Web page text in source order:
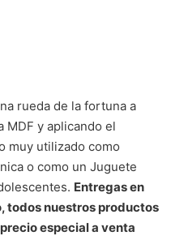
rueda de la fortuna a
MDF y aplicando el
muy utilizado como
o como un Juguete
Entregas en
todos nuestros productos
especial a venta